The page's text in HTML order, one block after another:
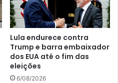
Lula endurece contra
Trump e barra embaixador
dos EUA até o fim das
eleições
6/08/2026